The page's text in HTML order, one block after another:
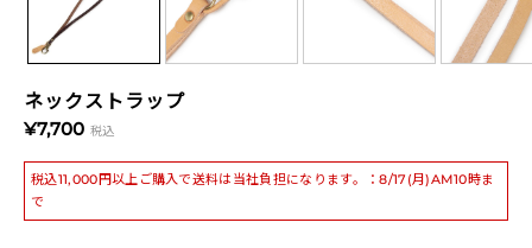
ネックストラップ
¥7,700 税込
税込11,000円以上ご購入で送料は当社負担になります。：8/17(月)AM10時ま
で